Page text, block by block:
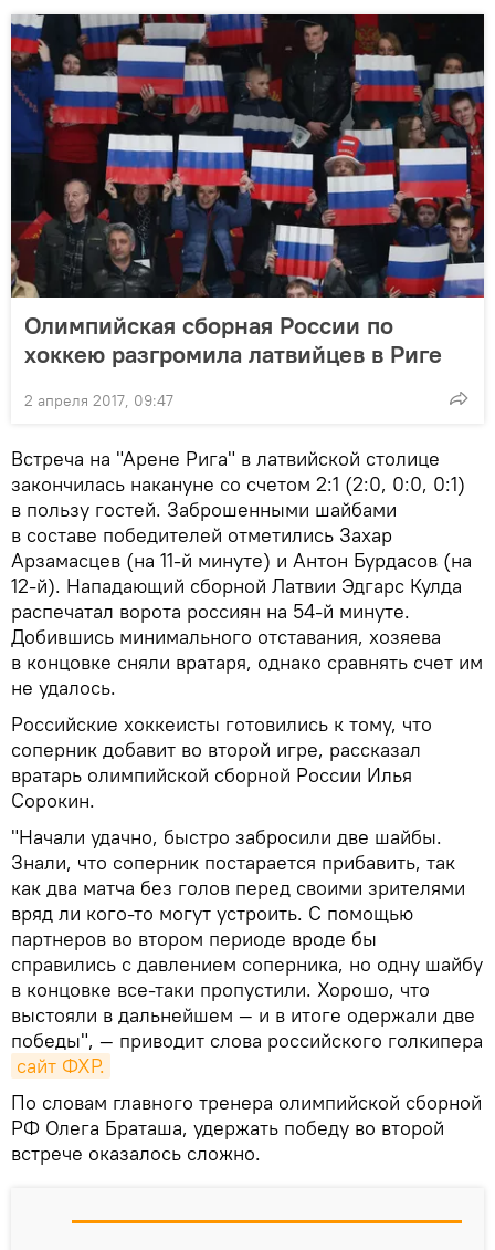
Олимпийская сборная России по
хоккею разгромила латвийцев в Риге
2 апреля 2017, 09:47
Встреча на "Арене Рига" в латвийской столице
закончилась накануне со счетом 2:1 (2:0, 0:0, 0:1)
в пользу гостей. Заброшенными шайбами
в составе победителей отметились Захар
Арзамасцев (на 11-й минуте) и Антон Бурдасов (на
12-й). Нападающий сборной Латвии Эдгарс Кулда
распечатал ворота россиян на 54-й минуте.
Добившись минимального отставания, хозяева
в концовке сняли вратаря, однако сравнять счет им
не удалось.
Российские хоккеисты готовились к тому, что
соперник добавит во второй игре, рассказал
вратарь олимпийской сборной России Илья
Сорокин.
"Начали удачно, быстро забросили две шайбы.
Знали, что соперник постарается прибавить, так
как два матча без голов перед своими зрителями
вряд ли кого-то могут устроить. С помощью
партнеров во втором периоде вроде бы
справились с давлением соперника, но одну шайбу
в концовке все-таки пропустили. Хорошо, что
выстояли в дальнейшем — и в итоге одержали две
победы", — приводит слова российского голкипера
сайт ФХР.
По словам главного тренера олимпийской сборной
РФ Олега Браташа, удержать победу во второй
встрече оказалось сложно.